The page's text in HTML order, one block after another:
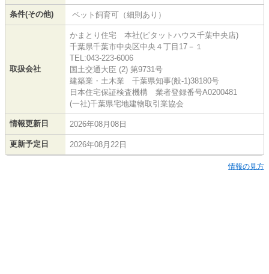
条件(その他) ペット飼育可（細則あり）
取扱会社
かまとり住宅 本社(ピタットハウス千葉中央店)
千葉県千葉市中央区中央４丁目17－１
TEL:043-223-6006
国土交通大臣 (2) 第9731号
建築業・土木業 千葉県知事(般-1)38180号
日本住宅保証検査機構 業者登録番号A0200481
(一社)千葉県宅地建物取引業協会
情報更新日 2026年08月08日
更新予定日 2026年08月22日
情報の見方